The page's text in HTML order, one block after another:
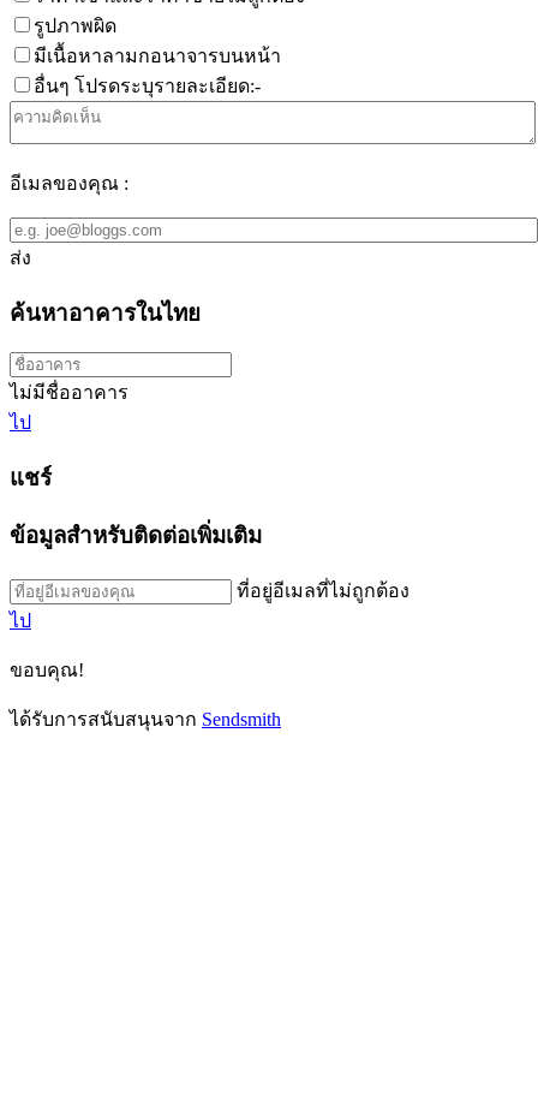
รูปภาพผิด
มีเนื้อหาลามกอนาจารบนหน้า
อื่นๆ โปรดระบุรายละเอียด:-
อีเมลของคุณ :
ส่ง
ค้นหาอาคารในไทย
ไม่มีชื่ออาคาร
ไป
แชร์
ข้อมูลสำหรับติดต่อเพิ่มเติม
ที่อยู่อีเมลที่ไม่ถูกต้อง
ไป
ขอบคุณ!
ได้รับการสนับสนุนจาก Sendsmith